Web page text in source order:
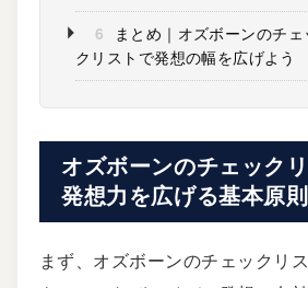
6
まとめ｜オズボーンのチェ
クリストで発想の幅を広げよう
オズボーンのチェック
発想力を広げる基本原則
まず、オズボーンのチェックリ